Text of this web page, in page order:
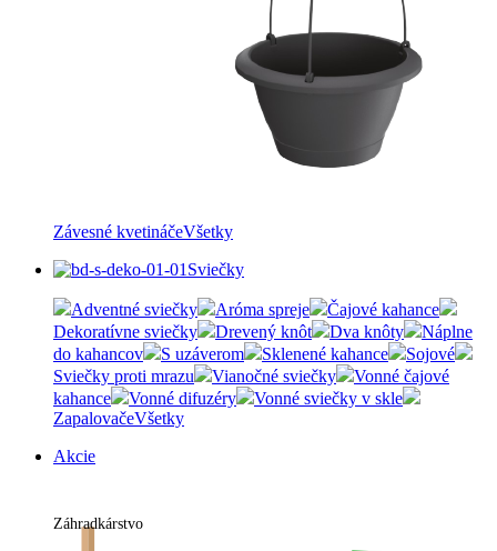
Závesné kvetináčeVšetky
Sviečky
Adventné sviečky Aróma spreje
Čajové kahance
Dekoratívne sviečky
Drevený knôt Dva knôty
Náplne
do kahancov
S uzáverom Sklenené kahance
Sojové
Sviečky proti mrazu
Vianočné sviečky
Vonné čajové
kahance
Vonné difuzéry
Vonné sviečky v skle
ZapalovačeVšetky
Akcie
Záhradkárstvo